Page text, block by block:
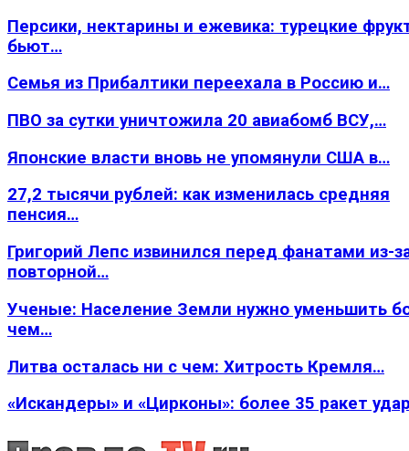
Персики, нектарины и ежевика: турецкие
бьют…
Семья из Прибалтики переехала в Россию и…
ПВО за сутки уничтожила 20 авиабомб ВСУ,…
Японские власти вновь не упомянули США в…
27,2 тысячи рублей: как изменилась средняя
пенсия…
Григорий Лепс извинился перед фанатами из-
повторной…
Ученые: Население Земли нужно уменьшить
чем…
Литва осталась ни с чем: Хитрость Кремля…
«Искандеры» и «Цирконы»: более 35 ракет